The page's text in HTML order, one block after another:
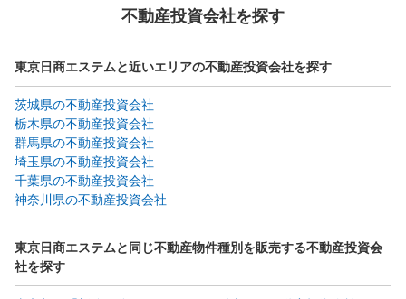
不動産投資会社を探す
東京日商エステムと近いエリアの不動産投資会社を探す
茨城県の不動産投資会社
栃木県の不動産投資会社
群馬県の不動産投資会社
埼玉県の不動産投資会社
千葉県の不動産投資会社
神奈川県の不動産投資会社
東京日商エステムと同じ不動産物件種別を販売する不動産投資会
社を探す